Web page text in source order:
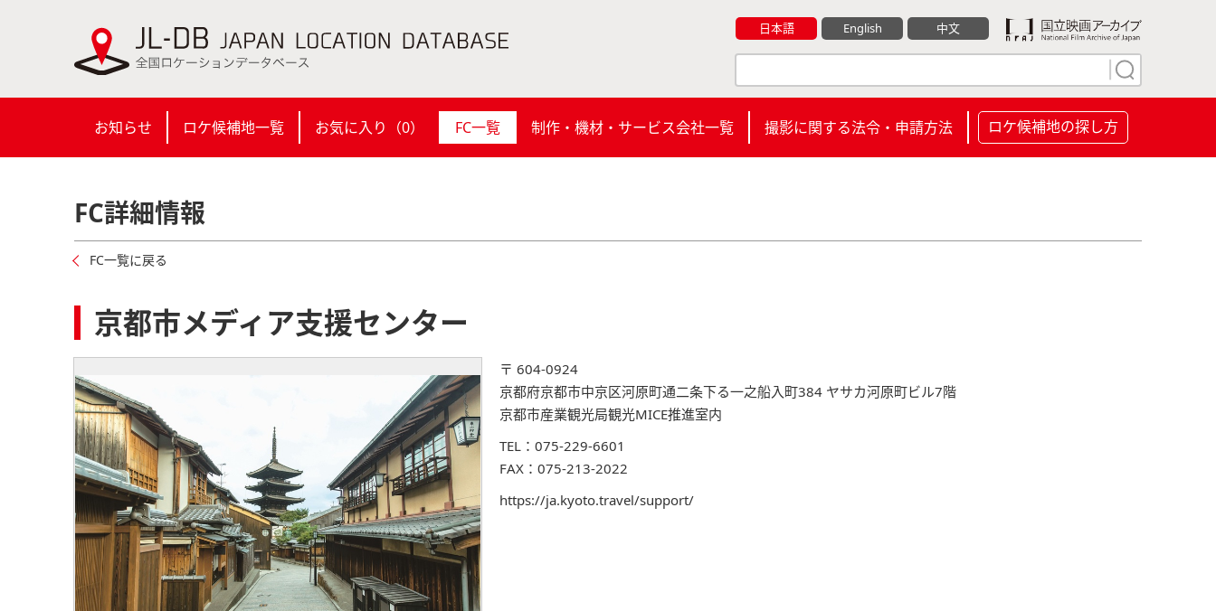
日本語 English 中文
お知らせ ロケ候補地一覧 お気に入り（0） FC一覧 制作・機材・サービス会社一覧 撮影に関する法令・申請方法 ロケ候補地の探し方
FC詳細情報
FC一覧に戻る
京都市メディア支援センター
〒 604-0924
京都府京都市中京区河原町通二条下る一之船入町384 ヤサカ河原町ビル7階
京都市産業観光局観光MICE推進室内
TEL：075-229-6601
FAX：075-213-2022
https://ja.kyoto.travel/support/